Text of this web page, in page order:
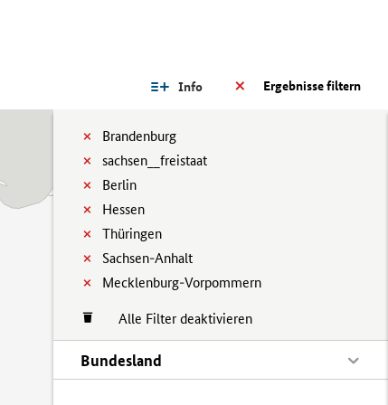
Ergebnisse filtern
Info
Brandenburg
sachsen__freistaat
Berlin
Hessen
Thüringen
Sachsen-Anhalt
Mecklenburg-Vorpommern
Alle Filter deaktivieren
Bundesland